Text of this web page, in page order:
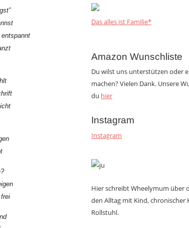
Das alles ist Familie*
Amazon Wunschliste
Du wilst uns unterstützen oder
machen? Vielen Dank. Unsere
du hier
Instagram
Instagram
Hier schreibt Wheelymum über
den Alltag mit Kind, chronischer
Rollstuhl.